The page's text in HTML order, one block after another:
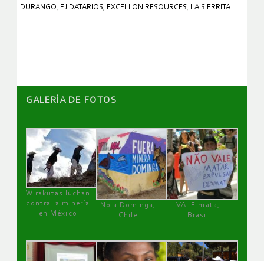
DURANGO, EJIDATARIOS, EXCELLON RESOURCES, LA SIERRITA
GALERÌA DE FOTOS
Wirakutas luchan
contra la minería
en México
No a Dominga,
Chile
VALE mata,
Brasil